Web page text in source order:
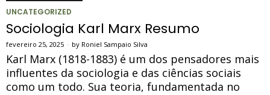
UNCATEGORIZED
Sociologia Karl Marx Resumo
fevereiro 25, 2025 by Roniel Sampaio Silva
Karl Marx (1818-1883) é um dos pensadores mais
influentes da sociologia e das ciências sociais
como um todo. Sua teoria, fundamentada no